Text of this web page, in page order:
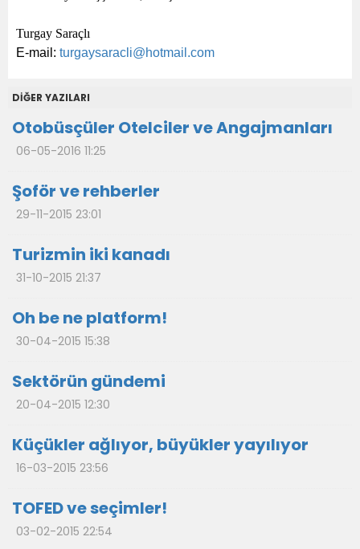
Turgay Saraçlı
E-mail: turgaysaracli@hotmail.com
DİĞER YAZILARI
Otobüsçüler Otelciler ve Angajmanları
06-05-2016 11:25
Şoför ve rehberler
29-11-2015 23:01
Turizmin iki kanadı
31-10-2015 21:37
Oh be ne platform!
30-04-2015 15:38
Sektörün gündemi
20-04-2015 12:30
Küçükler ağlıyor, büyükler yayılıyor
16-03-2015 23:56
TOFED ve seçimler!
03-02-2015 22:54